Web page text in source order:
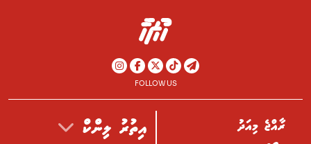
FOLLOW US
ރާއްޖެ މިއަދު
އިތުރު ލިންކް